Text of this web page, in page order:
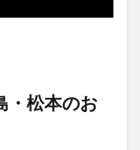
・松本のお